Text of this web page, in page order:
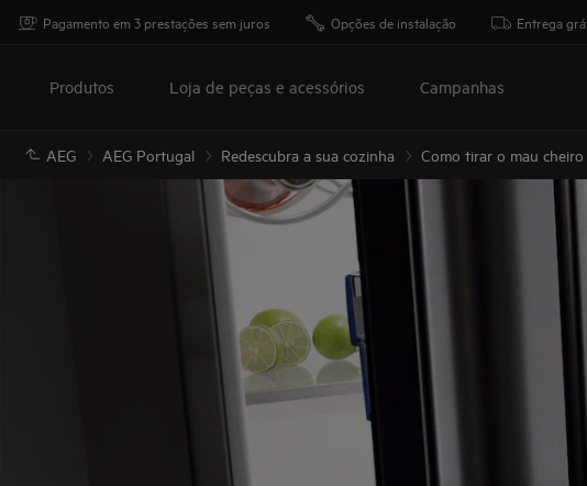
Pagamento em 3 prestações sem juros Opções de instalação Entrega
Produtos Loja de peças e acessórios Campanhas
AEG AEG Portugal Redescubra a sua cozinha Como tirar o mau